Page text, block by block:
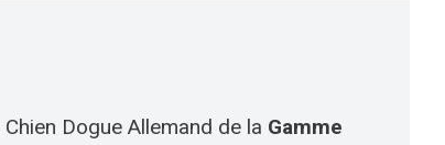
Chien Dogue Allemand de la Gamme